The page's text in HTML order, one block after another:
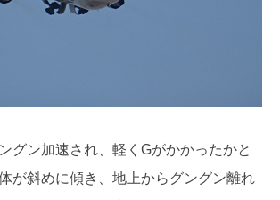
グン加速され、軽くGがかかったかと
が斜めに傾き、地上からグングン離れ